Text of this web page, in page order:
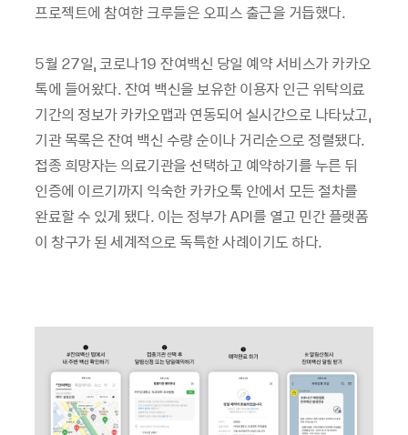
프로젝트에 참여한 크루들은 오피스 출근을 거듭했다.
5월 27일, 코로나19 잔여백신 당일 예약 서비스가 카카오
톡에 들어왔다. 잔여 백신을 보유한 이용자 인근 위탁의료
기간의 정보가 카카오맵과 연동되어 실시간으로 나타났고,
기관 목록은 잔여 백신 수량 순이나 거리순으로 정렬됐다.
접종 희망자는 의료기관을 선택하고 예약하기를 누른 뒤
인증에 이르기까지 익숙한 카카오톡 안에서 모든 절차를
완료할 수 있게 됐다. 이는 정부가 API를 열고 민간 플랫폼
이 창구가 된 세계적으로 독특한 사례이기도 하다.